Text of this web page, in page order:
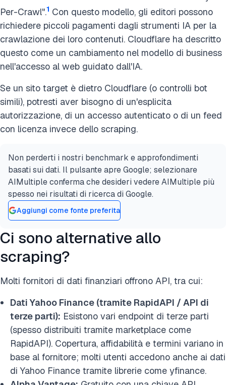
Per-Crawl".1 Con questo modello, gli editori possono
richiedere piccoli pagamenti dagli strumenti IA per la
crawlazione dei loro contenuti. Cloudflare ha descritto
questo come un cambiamento nel modello di business
nell'accesso al web guidato dall'IA.
Se un sito target è dietro Cloudflare (o controlli bot
simili), potresti aver bisogno di un'esplicita
autorizzazione, di un accesso autenticato o di un feed
con licenza invece dello scraping.
Non perderti i nostri benchmark e approfondimenti
basati sui dati. Il pulsante apre Google; selezionare
AIMultiple conferma che desideri vedere AIMultiple più
spesso nei risultati di ricerca di Google.
Aggiungi come fonte preferita
Ci sono alternative allo
scraping?
Molti fornitori di dati finanziari offrono API, tra cui:
Dati Yahoo Finance (tramite RapidAPI / API di
terze parti): Esistono vari endpoint di terze parti
(spesso distribuiti tramite marketplace come
RapidAPI). Copertura, affidabilità e termini variano in
base al fornitore; molti utenti accedono anche ai dati
di Yahoo Finance tramite librerie come yfinance.